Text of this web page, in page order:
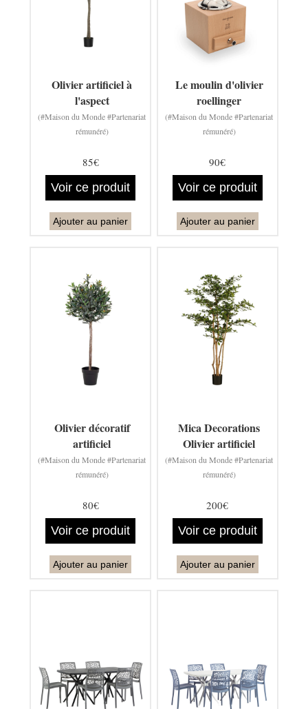
Olivier artificiel à
l'aspect
(#Maison du Monde #Partenariat
rémunéré)
85€
Voir ce produit
Ajouter au panier
Le moulin d'olivier
roellinger
(#Maison du Monde #Partenariat
rémunéré)
90€
Voir ce produit
Ajouter au panier
Olivier décoratif
artificiel
(#Maison du Monde #Partenariat
rémunéré)
80€
Voir ce produit
Ajouter au panier
Mica Decorations
Olivier artificiel
(#Maison du Monde #Partenariat
rémunéré)
200€
Voir ce produit
Ajouter au panier